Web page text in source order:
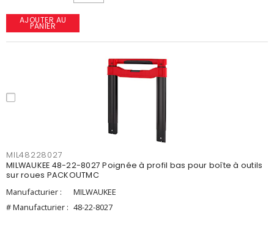
AJOUTER AU
PANIER
MIL48228027
MILWAUKEE 48-22-8027 Poignée à profil bas pour boîte à outils
sur roues PACKOUTMC
Manufacturier :
MILWAUKEE
# Manufacturier : 48-22-8027